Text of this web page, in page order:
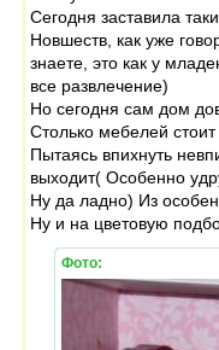
Сегодня заставила
Новшеств, как уже
знаете, это как у
все развлечение)
Но сегодня сам дом
Столько мебелей
Пытаясь впихнуть
выходит( Особенно
Ну да ладно) Из
Ну и на цветовую
Фото: